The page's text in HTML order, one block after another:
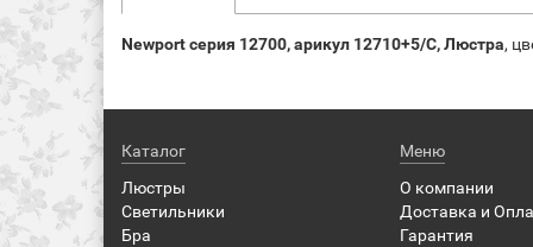
Newport серия 12700, арикул 12710+5/C, Люстра,
Каталог
Люстры
Светильники
Бра
Меню
О компании
Доставка и
Гарантия